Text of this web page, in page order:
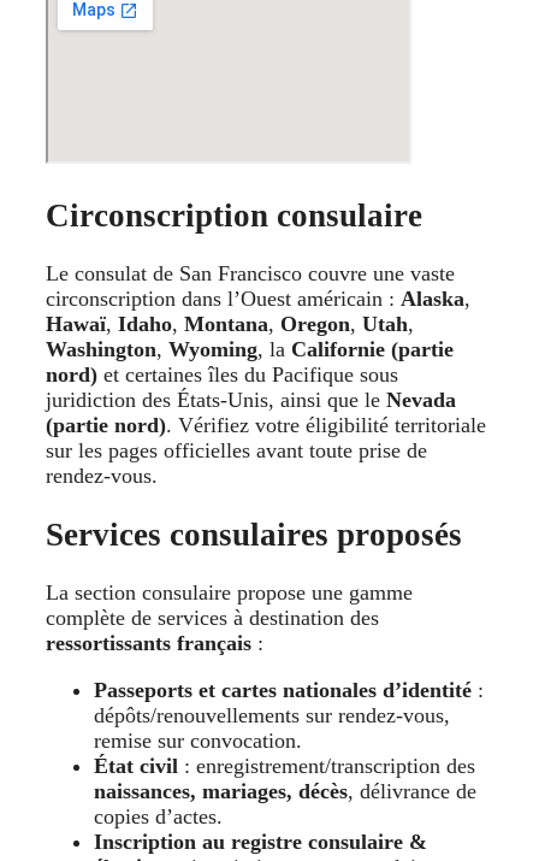
Circonscription consulaire
Le consulat de San Francisco couvre une vaste
circonscription dans l’Ouest américain : Alaska,
Hawaï, Idaho, Montana, Oregon, Utah,
Washington, Wyoming, la Californie (partie
nord) et certaines îles du Pacifique sous
juridiction des États-Unis, ainsi que le Nevada
(partie nord). Vérifiez votre éligibilité territoriale
sur les pages officielles avant toute prise de
rendez-vous.
Services consulaires proposés
La section consulaire propose une gamme
complète de services à destination des
ressortissants français :
Passeports et cartes nationales d’identité :
dépôts/renouvellements sur rendez-vous,
remise sur convocation.
État civil : enregistrement/transcription des
naissances, mariages, décès, délivrance de
copies d’actes.
Inscription au registre consulaire &